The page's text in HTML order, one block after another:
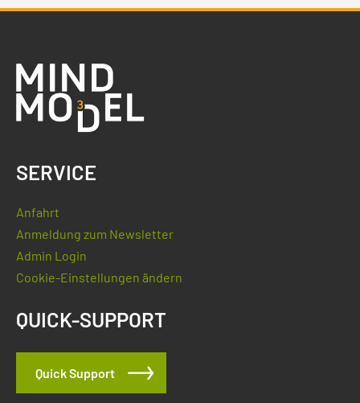
SERVICE
Anfahrt
Anmeldung zum Newsletter
Admin Login
Cookie-Einstellungen ändern
QUICK-SUPPORT
Quick Support